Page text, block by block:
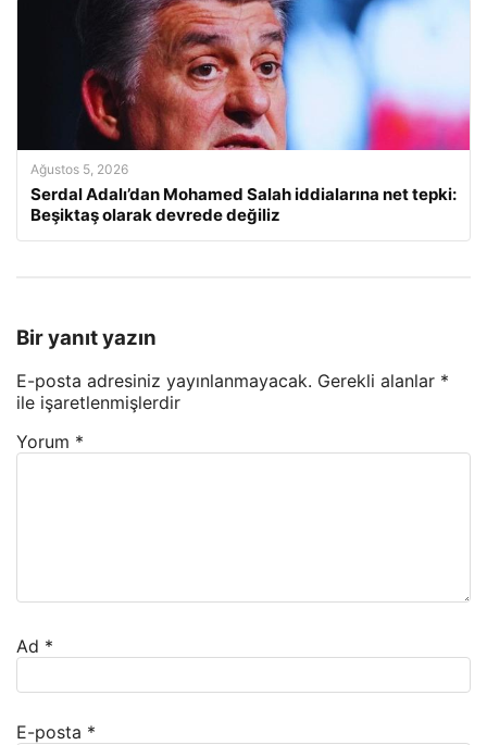
Ağustos 5, 2026
Serdal Adalı’dan Mohamed Salah iddialarına net tepki:
Beşiktaş olarak devrede değiliz
Bir yanıt yazın
E-posta adresiniz yayınlanmayacak. Gerekli alanlar *
ile işaretlenmişlerdir
Yorum *
Ad *
E-posta *